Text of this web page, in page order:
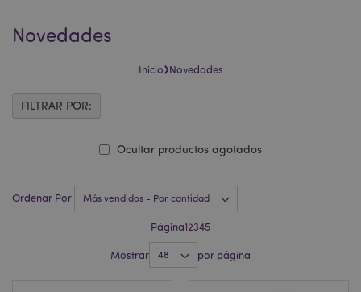
Novedades
Inicio›Novedades
Ordenar Por
Página12345
Mostrar por página
Ocultar productos agotados
FILTRAR POR: